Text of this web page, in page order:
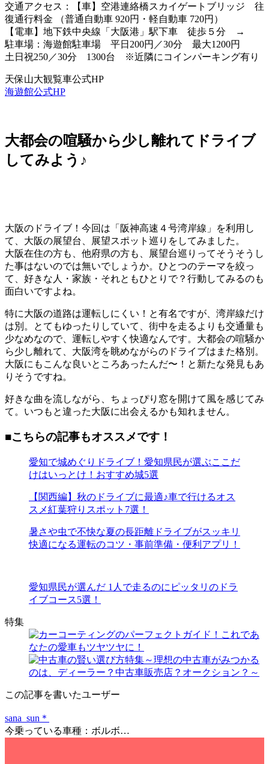
交通アクセス：【車】空港連絡橋スカイゲートブリッジ 往
復通行料金 （普通自動車 920円・軽自動車 720円）
【電車】地下鉄中央線「大阪港」駅下車 徒歩５分 →
駐車場：海遊館駐車場 平日200円／30分 最大1200円
土日祝250／30分 1300台 ※近隣にコインパーキング有り
天保山大観覧車公式HP
海遊館公式HP
大都会の喧騒から少し離れてドライブ
してみよう♪
大阪のドライブ！今回は「阪神高速４号湾岸線」を利用し
て、大阪の展望台、展望スポット巡りをしてみました。
大阪在住の方も、他府県の方も、展望台巡りってそうそうし
た事はないのでは無いでしょうか。ひとつのテーマを絞っ
て、好きな人・家族・それともひとりで？行動してみるのも
面白いですよね。
特に大阪の道路は運転しにくい！と有名ですが、湾岸線だけ
は別。とてもゆったりしていて、街中を走るよりも交通量も
少なめなので、運転しやすく快適なんです。大都会の喧騒か
ら少し離れて、大阪湾を眺めながらのドライブはまた格別。
大阪にもこんな良いところあったんだ〜！と新たな発見もあ
りそうですね。
好きな曲を流しながら、ちょっぴり窓を開けて風を感じてみ
て。いつもと違った大阪に出会えるかも知れません。
■こちらの記事もオススメです！
愛知で城めぐりドライブ！愛知県民が選ぶここだ
けはいっとけ！おすすめ城5選
【関西編】秋のドライブに最適♪車で行けるオス
スメ紅葉狩りスポット7選！
暑さや虫で不快な夏の長距離ドライブがスッキリ
快適になる運転のコツ・事前準備・便利アプリ！
愛知県民が選んだ 1人で走るのにピッタリのドラ
イブコース5選！
特集
この記事を書いたユーザー
sana_sun＊
今乗っている車種：ボルボ…